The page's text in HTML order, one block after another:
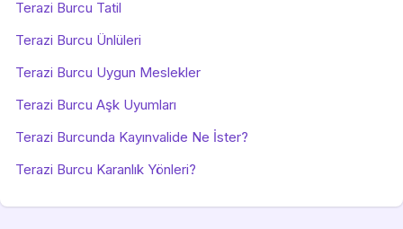
Terazi Burcu Tatil
Terazi Burcu Ünlüleri
Terazi Burcu Uygun Meslekler
Terazi Burcu Aşk Uyumları
Terazi Burcunda Kayınvalide Ne İster?
Terazi Burcu Karanlık Yönleri?